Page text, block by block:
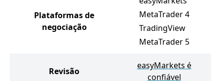
Plataformas de
negociação
MetaTrader 4
TradingView
MetaTrader 5
Revisão
easyMarkets é
confiável